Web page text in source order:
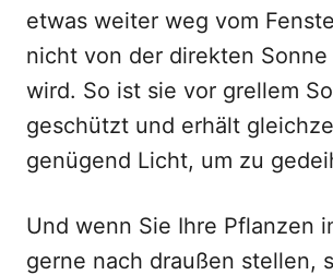
etwas weiter weg vom
nicht von der direkten
wird. So ist sie vor grellem
geschützt und erhält
genügend Licht, um zu
Und wenn Sie Ihre Pflanzen
gerne nach draußen stellen,